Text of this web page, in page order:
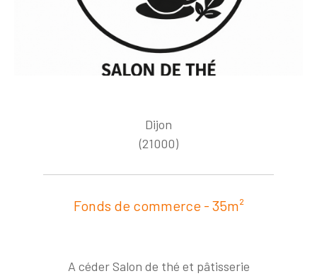
Dijon
(21000)
Fonds de commerce - 35m²
A céder Salon de thé et pâtisserie